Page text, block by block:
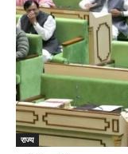
राज्य